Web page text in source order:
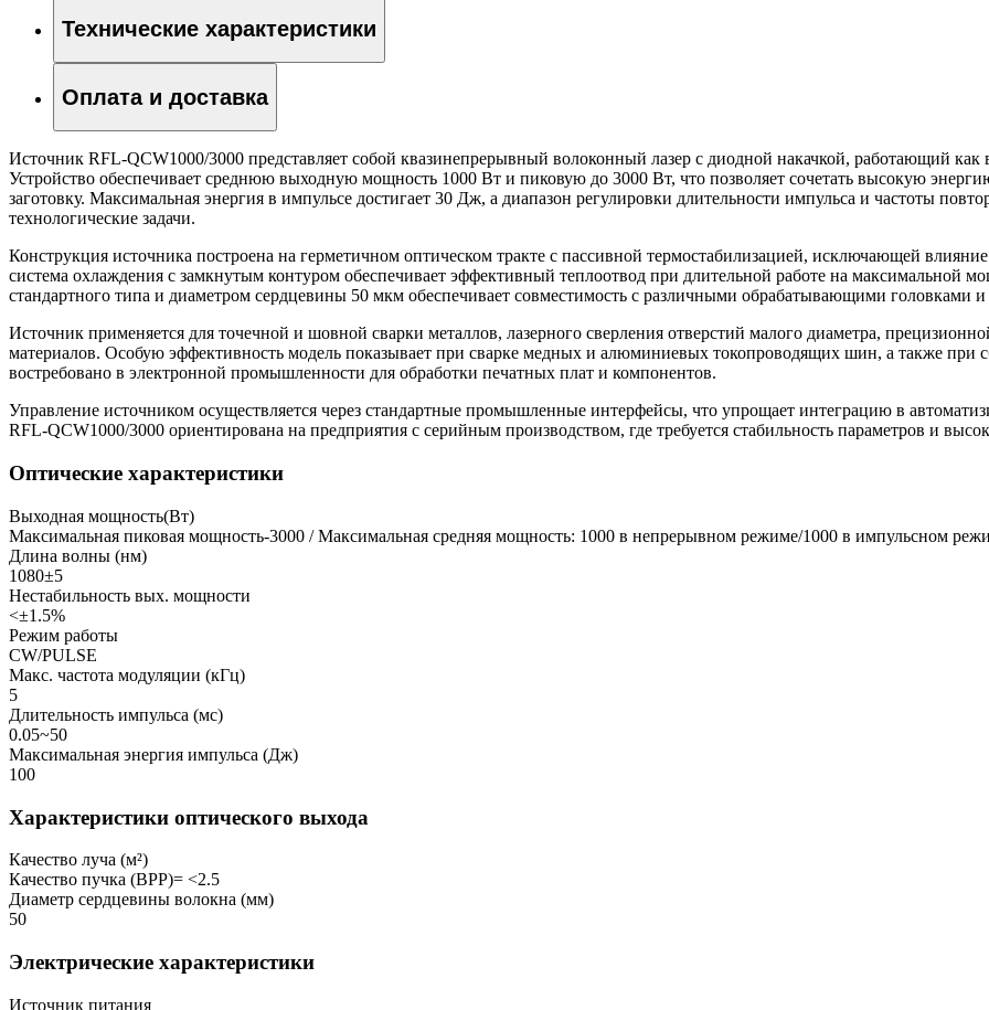
Технические характеристики
Оплата и доставка
Источник RFL-QCW1000/3000 представляет собой квазинепрерывный волоконный лазер с диодной накачкой, работающий
Устройство обеспечивает среднюю выходную мощность 1000 Вт и пиковую до 3000 Вт, что позволяет сочетать высокую
заготовку. Максимальная энергия в импульсе достигает 30 Дж, а диапазон регулировки длительности импульса и частоты
технологические задачи.
Конструкция источника построена на герметичном оптическом тракте с пассивной термостабилизацией, исключающей
система охлаждения с замкнутым контуром обеспечивает эффективный теплоотвод при длительной работе на максимальной
стандартного типа и диаметром сердцевины 50 мкм обеспечивает совместимость с различными обрабатывающими головками
Источник применяется для точечной и шовной сварки металлов, лазерного сверления отверстий малого диаметра,
материалов. Особую эффективность модель показывает при сварке медных и алюминиевых токопроводящих шин, а также при
востребовано в электронной промышленности для обработки печатных плат и компонентов.
Управление источником осуществляется через стандартные промышленные интерфейсы, что упрощает интеграцию в
RFL-QCW1000/3000 ориентирована на предприятия с серийным производством, где требуется стабильность параметров и
Оптические характеристики
Выходная мощность(Вт)
Максимальная пиковая мощность-3000 / Максимальная средняя мощность: 1000 в непрерывном режиме/1000 в импульсном
Длина волны (нм)
1080±5
Нестабильность вых. мощности
<±1.5%
Режим работы
CW/PULSE
Макс. частота модуляции (кГц)
5
Длительность импульса (мс)
0.05~50
Максимальная энергия импульса (Дж)
100
Характеристики оптического выхода
Качество луча (м²)
Качество пучка (BPP)= <2.5
Диаметр сердцевины волокна (мм)
50
Электрические характеристики
Источник питания